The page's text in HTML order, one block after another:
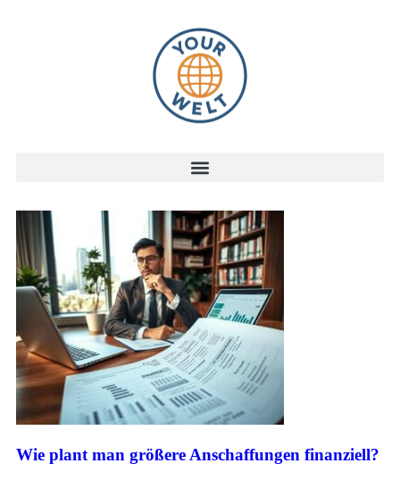
Wie plant man größere Anschaffungen finanziell?